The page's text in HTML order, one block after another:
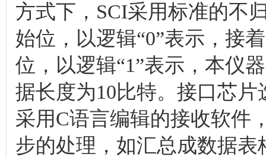
方式下，SCI采用标准的不
始位，以逻辑“0”表示，接
位，以逻辑“1”表示，本仪
据长度为10比特。接口芯
采用C语言编辑的接收软件
步的处理，如汇总成数据